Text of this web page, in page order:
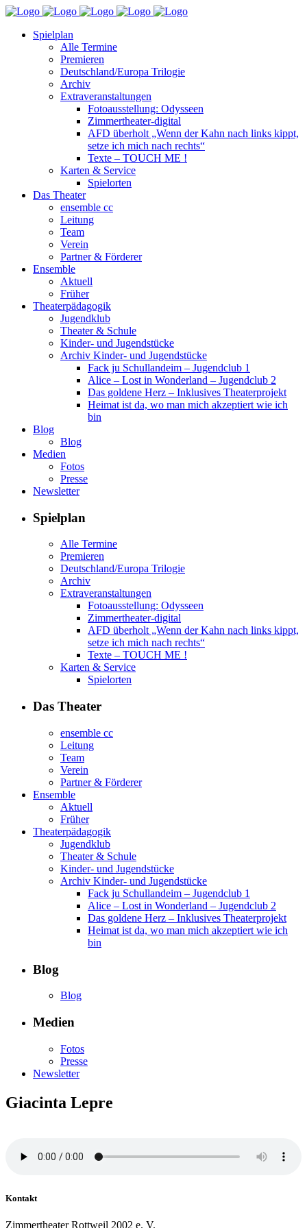
Spielplan
Alle Termine
Premieren
Deutschland/Europa Trilogie
Archiv
Extraveranstaltungen
Fotoausstellung: Odysseen
Zimmertheater-digital
AFD überholt „Wenn der Kahn nach links kippt,
setze ich mich nach rechts“
Texte – TOUCH ME !
Karten & Service
Spielorten
Das Theater
ensemble cc
Leitung
Team
Verein
Partner & Förderer
Ensemble
Aktuell
Früher
Theaterpädagogik
Jugendklub
Theater & Schule
Kinder- und Jugendstücke
Archiv Kinder- und Jugendstücke
Fack ju Schullandeim – Jugendclub 1
Alice – Lost in Wonderland – Jugendclub 2
Das goldene Herz – Inklusives Theaterprojekt
Heimat ist da, wo man mich akzeptiert wie ich
bin
Blog
Blog
Medien
Fotos
Presse
Newsletter
Spielplan
Alle Termine
Premieren
Deutschland/Europa Trilogie
Archiv
Extraveranstaltungen
Fotoausstellung: Odysseen
Zimmertheater-digital
AFD überholt „Wenn der Kahn nach links kippt,
setze ich mich nach rechts“
Texte – TOUCH ME !
Karten & Service
Spielorten
Das Theater
ensemble cc
Leitung
Team
Verein
Partner & Förderer
Ensemble
Aktuell
Früher
Theaterpädagogik
Jugendklub
Theater & Schule
Kinder- und Jugendstücke
Archiv Kinder- und Jugendstücke
Fack ju Schullandeim – Jugendclub 1
Alice – Lost in Wonderland – Jugendclub 2
Das goldene Herz – Inklusives Theaterprojekt
Heimat ist da, wo man mich akzeptiert wie ich
bin
Blog
Blog
Medien
Fotos
Presse
Newsletter
Giacinta Lepre
Kontakt
Zimmertheater Rottweil 2002 e. V.